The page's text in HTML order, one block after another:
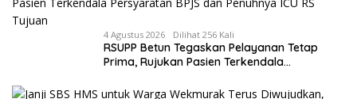
4 Agustus 2026 Dilihat 256 Kali
RSUPP Betun Tegaskan Pelayanan Tetap
Prima, Rujukan Pasien Terkendala
Tujuan